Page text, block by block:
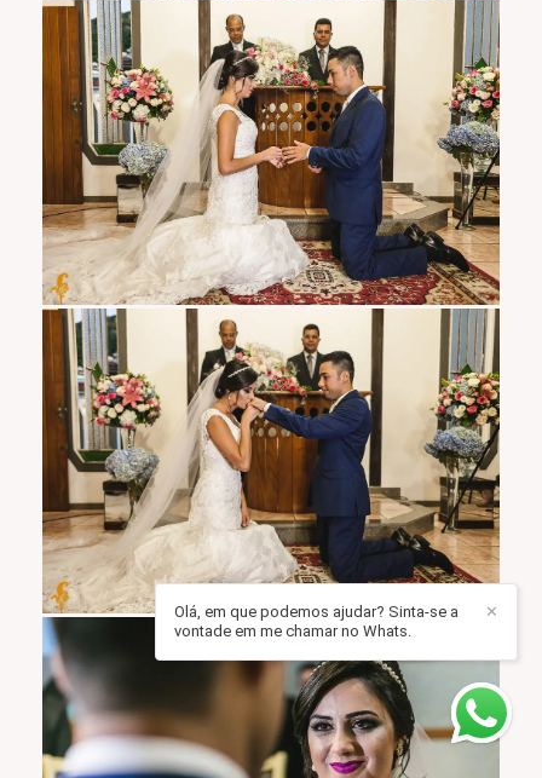
✕
Olá, em que podemos ajudar? Sinta-se a
vontade em me chamar no Whats.